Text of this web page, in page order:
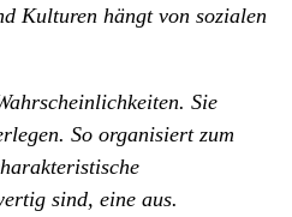
Kulturen hängt von sozialen
Sie
So organisiert zum
sind, eine aus.